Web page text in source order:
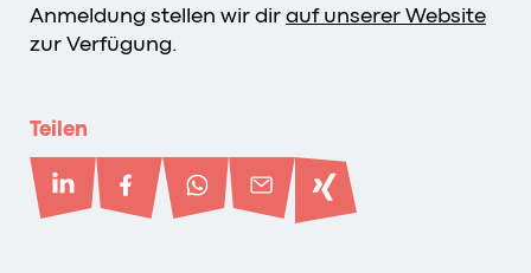
Anmeldung stellen wir dir auf unserer Website
zur Verfügung.
Teilen